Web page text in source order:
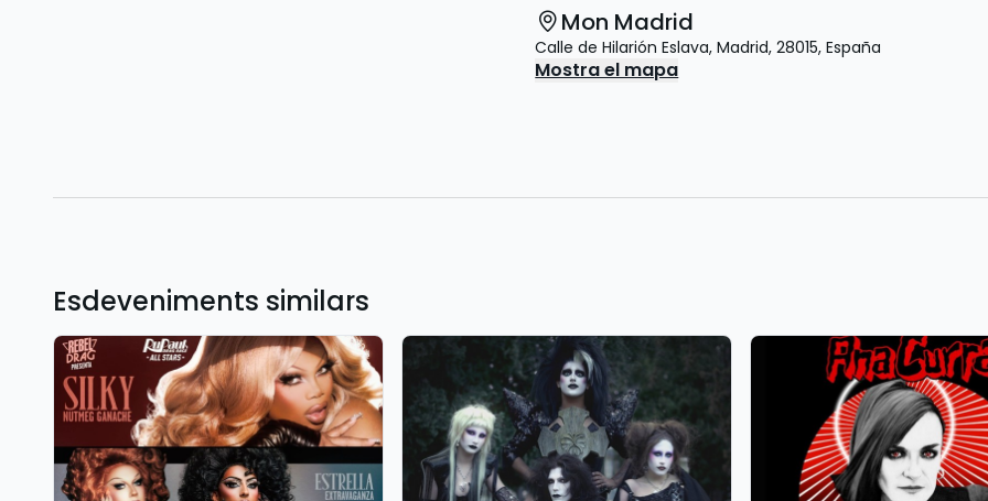
Mon Madrid
Calle de Hilarión Eslava, Madrid, 28015, España
Mostra el mapa
Esdeveniments similars